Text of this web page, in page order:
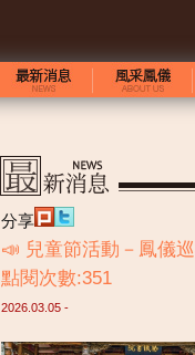
分享
📣 兒童節活動－鳳儀
點閱次數:351
2026.03.05 -